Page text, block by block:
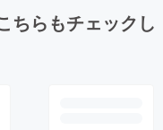
ちらもチェックし